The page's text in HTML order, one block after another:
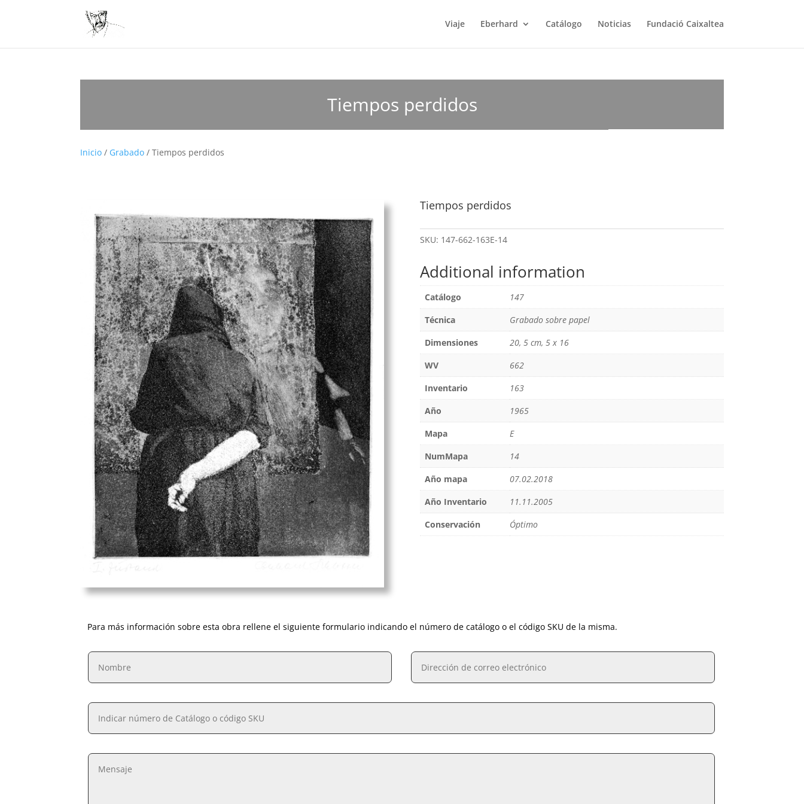
Viaje Eberhard Catálogo Noticias Fundació Caixaltea
Tiempos perdidos
Inicio / Grabado / Tiempos perdidos
Tiempos perdidos
SKU: 147-662-163E-14
Additional information
Catálogo
147
Técnica
Grabado sobre papel
Dimensiones
20, 5 cm, 5 x 16
WV
662
Inventario
163
Año
1965
Mapa
E
NumMapa
14
Año mapa
07.02.2018
Año Inventario
11.11.2005
Conservación
Óptimo
Para más información sobre esta obra rellene el siguiente formulario indicando el número de catálogo o el código SKU de la misma.